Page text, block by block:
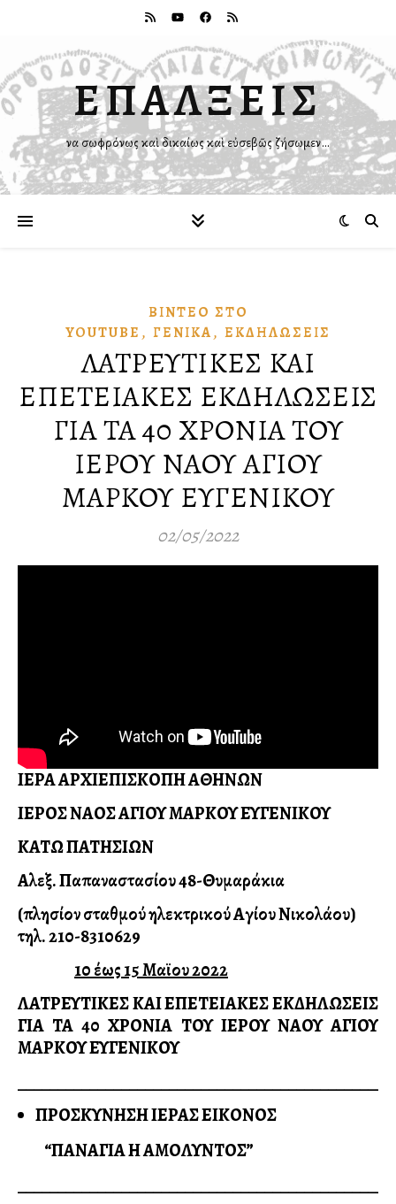
ΕΠΑΛΞΕΙΣ
Ἵνα σωφρόνως καὶ δικαίως καὶ εὐσεβῶς ζήσωμεν…
ΒΊΝΤΕΟ ΣΤῸ
YOUTUBE , ΓΕΝΙΚΆ, ἘΚΔΗΛΏΣΕΙΣ
ΛΑΤΡΕΥΤΙΚΕΣ ΚΑΙ
ΕΠΕΤΕΙΑΚΕΣ ΕΚΔΗΛΩΣΕΙΣ
ΓΙΑ ΤΑ 40 ΧΡΟΝΙΑ ΤΟΥ
ΙΕΡΟΥ ΝΑΟΥ ΑΓΙΟΥ
ΜΑΡΚΟΥ ΕΥΓΕΝΙΚΟΥ
02/05/2022
ΙΕΡΑ ΑΡΧΙΕΠΙΣΚΟΠΗ ΑΘΗΝΩΝ
ΙΕΡΟΣ ΝΑΟΣ ΑΓΙΟΥ ΜΑΡΚΟΥ ΕΥΓΕΝΙΚΟΥ
ΚΑΤΩ ΠΑΤΗΣΙΩΝ
Αλεξ. Παπαναστασίου 48-Θυμαράκια
(πλησίον σταθμού ηλεκτρικού Αγίου Νικολάου)
τηλ. 210-8310629
10 έως 15 Μαϊου 2022
ΛΑΤΡΕΥΤΙΚΕΣ ΚΑΙ ΕΠΕΤΕΙΑΚΕΣ ΕΚΔΗΛΩΣΕΙΣ
ΓΙΑ ΤΑ 40 ΧΡΟΝΙΑ ΤΟΥ ΙΕΡΟΥ ΝΑΟΥ ΑΓΙΟΥ
ΜΑΡΚΟΥ ΕΥΓΕΝΙΚΟΥ
ΠΡΟΣΚΥΝΗΣΗ ΙΕΡΑΣ ΕΙΚΟΝΟΣ
“ΠΑΝΑΓΙΑ Η ΑΜΟΛΥΝΤΟΣ”